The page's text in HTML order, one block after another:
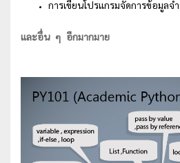
การเขียนโปรแกรมจัดการข้อมูลจ
และอื่น ๆ อีกมากมาย